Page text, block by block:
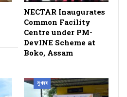
NECTAR Inaugurates
Common Facility
Centre under PM-
DevINE Scheme at
Boko, Assam
সুখবৰ